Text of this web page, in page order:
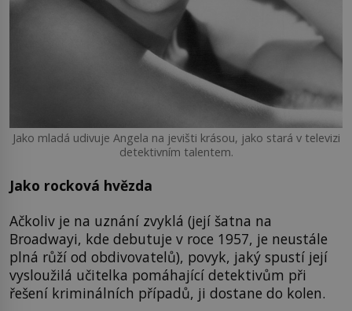
Jako mladá udivuje Angela na jevišti krásou, jako stará v televizi
detektivním talentem.
Jako rocková hvězda
Ačkoliv je na uznání zvyklá (její šatna na
Broadwayi, kde debutuje v roce 1957, je neustále
plná růží od obdivovatelů), povyk, jaký spustí její
vysloužilá učitelka pomáhající detektivům při
řešení kriminálních případů, ji dostane do kolen.